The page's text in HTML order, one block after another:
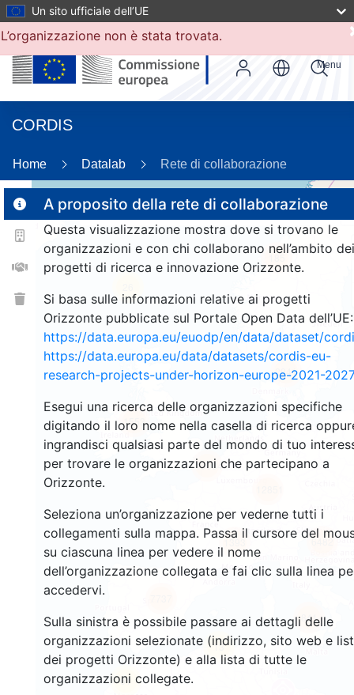
Un sito ufficiale dell’UE
CORDIS
Menu
Home Datalab Rete di collaborazione
A proposito della rete di collaborazione
Questa visualizzazione mostra dove si trovano le
organizzazioni e con chi collaborano nell’ambito dei
progetti di ricerca e innovazione Orizzonte.
Si basa sulle informazioni relative ai progetti
Orizzonte pubblicate sul Portale Open Data dell’UE:
https://data.europa.eu/euodp/en/data/dataset/
https://data.europa.eu/data/datasets/cordis-eu-
research-projects-under-horizon-europe-2021-2027
Esegui una ricerca delle organizzazioni specifiche
digitando il loro nome nella casella di ricerca
ingrandisci qualsiasi parte del mondo di tuo
per trovare le organizzazioni che partecipano a
Orizzonte.
Seleziona un’organizzazione per vederne tutti i
collegamenti sulla mappa. Passa il cursore del
su ciascuna linea per vedere il nome
dell’organizzazione collegata e fai clic sulla linea
accedervi.
Sulla sinistra è possibile passare ai dettagli delle
organizzazioni selezionate (indirizzo, sito web e
dei progetti Orizzonte) e alla lista di tutte le
organizzazioni collegate.
1553
13
61
841
185
1393
2941
10084
6482
L’organizzazione non è stata trovata.